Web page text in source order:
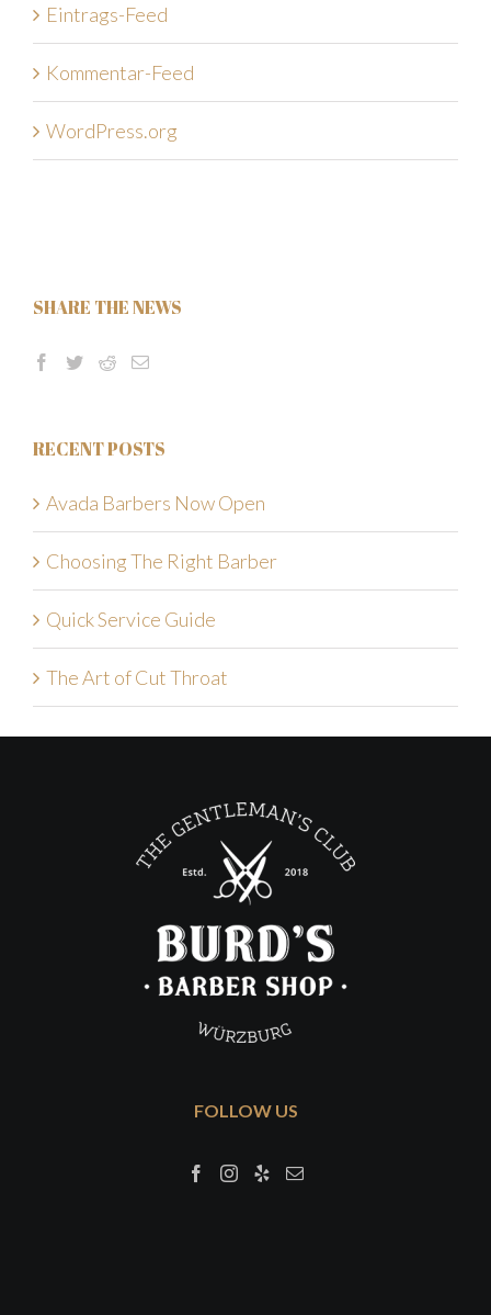
Eintrags-Feed
Kommentar-Feed
WordPress.org
SHARE THE NEWS
RECENT POSTS
Avada Barbers Now Open
Choosing The Right Barber
Quick Service Guide
The Art of Cut Throat
FOLLOW US